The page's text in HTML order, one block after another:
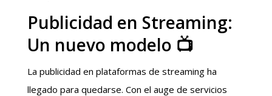
Publicidad en Streaming:
Un nuevo modelo 📺
La publicidad en plataformas de streaming ha
llegado para quedarse. Con el auge de servicios